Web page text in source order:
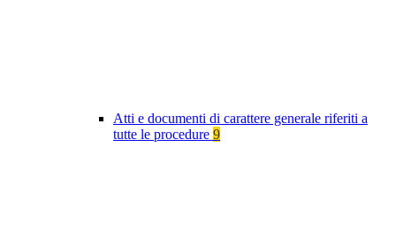
Atti e documenti di carattere generale riferiti a
tutte le procedure 9